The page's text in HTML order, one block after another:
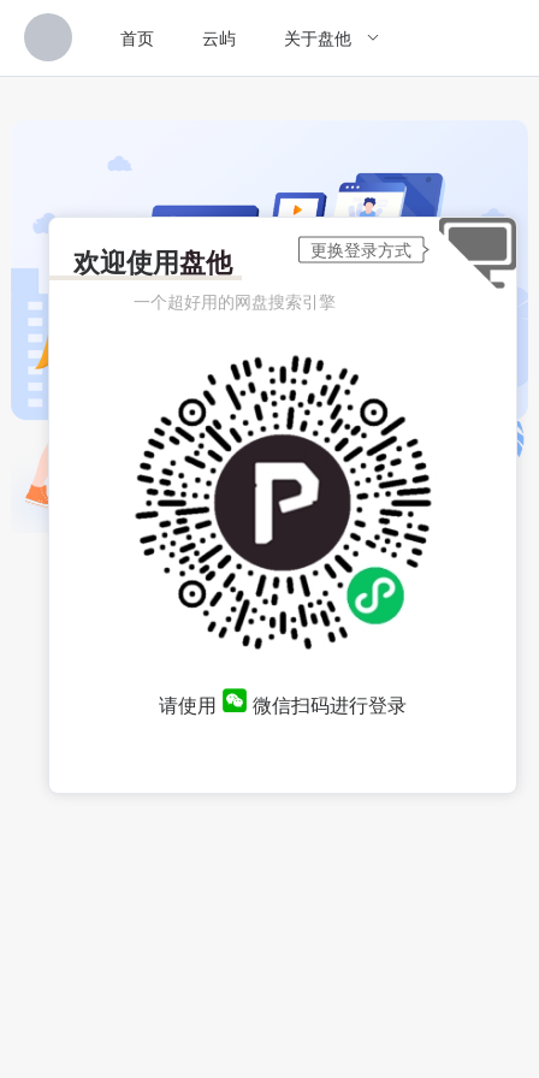
首页 云屿 关于盘他
欢迎使用盘他
一个超好用的网盘搜索引擎
请使用 微信扫码进行登录